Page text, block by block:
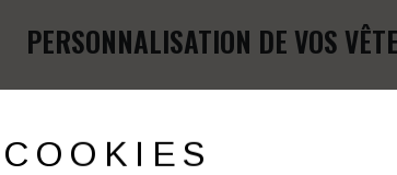
PERSONNALISATION DE VOS
Notre graphiste connait les produits et les
votre service afin d’optimiser votre support en
et de vos besoins d’image. Profitez
COOKIES